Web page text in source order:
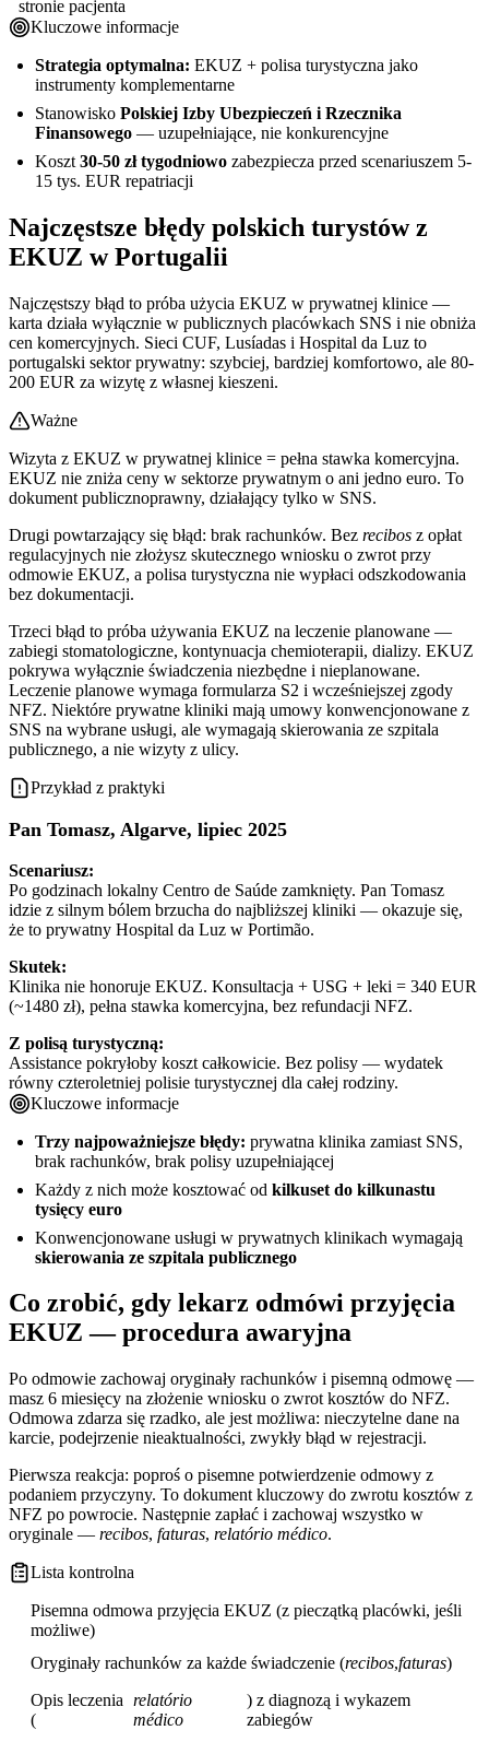
stronie pacjenta
Kluczowe informacje
Strategia optymalna: EKUZ + polisa turystyczna jako
instrumenty komplementarne
Stanowisko Polskiej Izby Ubezpieczeń i Rzecznika
Finansowego — uzupełniające, nie konkurencyjne
Koszt 30-50 zł tygodniowo zabezpiecza przed scenariuszem 5-
15 tys. EUR repatriacji
Najczęstsze błędy polskich turystów z
EKUZ w Portugalii
Najczęstszy błąd to próba użycia EKUZ w prywatnej klinice —
karta działa wyłącznie w publicznych placówkach SNS i nie obniża
cen komercyjnych. Sieci CUF, Lusíadas i Hospital da Luz to
portugalski sektor prywatny: szybciej, bardziej komfortowo, ale 80-
200 EUR za wizytę z własnej kieszeni.
Ważne
Wizyta z EKUZ w prywatnej klinice = pełna stawka komercyjna.
EKUZ nie zniża ceny w sektorze prywatnym o ani jedno euro. To
dokument publicznoprawny, działający tylko w SNS.
Drugi powtarzający się błąd: brak rachunków. Bez recibos z opłat
regulacyjnych nie złożysz skutecznego wniosku o zwrot przy
odmowie EKUZ, a polisa turystyczna nie wypłaci odszkodowania
bez dokumentacji.
Trzeci błąd to próba używania EKUZ na leczenie planowane —
zabiegi stomatologiczne, kontynuacja chemioterapii, dializy. EKUZ
pokrywa wyłącznie świadczenia niezbędne i nieplanowane.
Leczenie planowe wymaga formularza S2 i wcześniejszej zgody
NFZ. Niektóre prywatne kliniki mają umowy konwencjonowane z
SNS na wybrane usługi, ale wymagają skierowania ze szpitala
publicznego, a nie wizyty z ulicy.
Przykład z praktyki
Pan Tomasz, Algarve, lipiec 2025
Scenariusz:
Po godzinach lokalny Centro de Saúde zamknięty. Pan Tomasz
idzie z silnym bólem brzucha do najbliższej kliniki — okazuje się,
że to prywatny Hospital da Luz w Portimão.
Skutek:
Klinika nie honoruje EKUZ. Konsultacja + USG + leki = 340 EUR
(~1480 zł), pełna stawka komercyjna, bez refundacji NFZ.
Z polisą turystyczną:
Assistance pokryłoby koszt całkowicie. Bez polisy — wydatek
równy czteroletniej polisie turystycznej dla całej rodziny.
Kluczowe informacje
Trzy najpoważniejsze błędy: prywatna klinika zamiast SNS,
brak rachunków, brak polisy uzupełniającej
Każdy z nich może kosztować od kilkuset do kilkunastu
tysięcy euro
Konwencjonowane usługi w prywatnych klinikach wymagają
skierowania ze szpitala publicznego
Co zrobić, gdy lekarz odmówi przyjęcia
EKUZ — procedura awaryjna
Po odmowie zachowaj oryginały rachunków i pisemną odmowę —
masz 6 miesięcy na złożenie wniosku o zwrot kosztów do NFZ.
Odmowa zdarza się rzadko, ale jest możliwa: nieczytelne dane na
karcie, podejrzenie nieaktualności, zwykły błąd w rejestracji.
Pierwsza reakcja: poproś o pisemne potwierdzenie odmowy z
podaniem przyczyny. To dokument kluczowy do zwrotu kosztów z
NFZ po powrocie. Następnie zapłać i zachowaj wszystko w
oryginale — recibos, faturas, relatório médico.
Lista kontrolna
Pisemna odmowa przyjęcia EKUZ (z pieczątką placówki, jeśli
możliwe)
Oryginały rachunków za każde świadczenie (recibos,faturas)
Opis leczenia
(
relatório
médico
) z diagnozą i wykazem
zabiegów